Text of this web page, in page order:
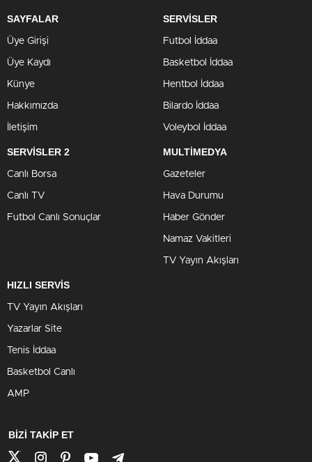
SAYFALAR
Üye Girişi
Üye Kaydı
Künye
Hakkımızda
İletişim
SERVİSLER
Futbol İddaa
Basketbol İddaa
Hentbol İddaa
Bilardo İddaa
Voleybol İddaa
SERVİSLER 2
Canlı Borsa
Canlı TV
Futbol Canlı Sonuçlar
MULTİMEDYA
Gazeteler
Hava Durumu
Haber Gönder
Namaz Vakitleri
TV Yayın Akışları
HIZLI SERVİS
TV Yayın Akışları
Yazarlar Site
Tenis İddaa
Basketbol Canlı
AMP
BİZİ TAKİP ET